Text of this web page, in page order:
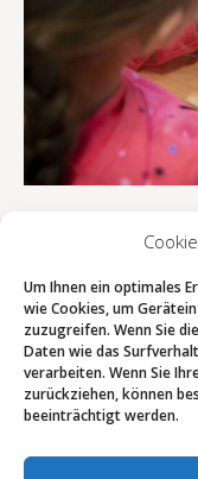
Um Ihnen ein optimales
wie Cookies, um
zuzugreifen. Wenn Sie
Daten wie das
verarbeiten. Wenn Sie
zurückziehen, können
beeinträchtigt werden.